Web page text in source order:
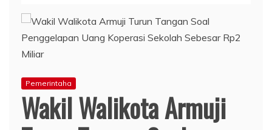
Pemerintaha
Wakil Walikota Armuji